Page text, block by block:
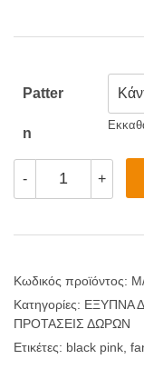
Patter
N
-
Κούπες
Black
ποσότητα
+
Κωδικός προϊόντος:
Κατηγορίες: ΕΞΥΠΝΑ
ΠΡΟΤΑΣΕΙΣ ΔΩΡΩΝ
Ετικέτες: black pink,